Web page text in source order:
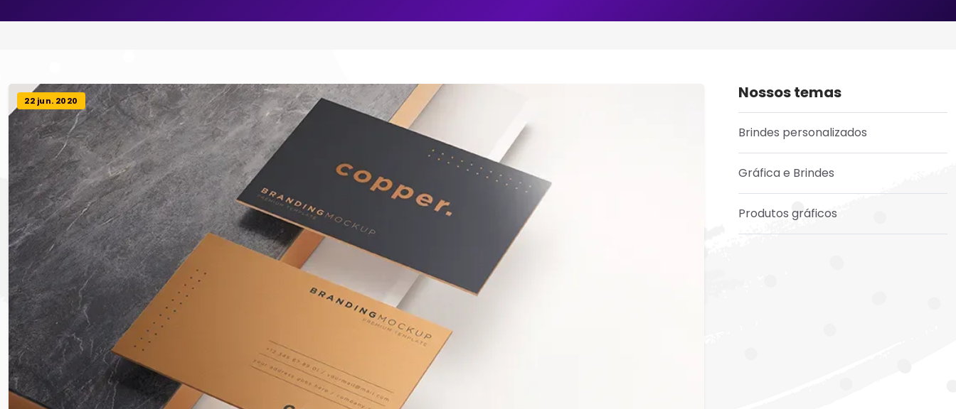
22 jun. 2020 Nossos temas
Brindes personalizados
Gráfica e Brindes
Produtos gráficos